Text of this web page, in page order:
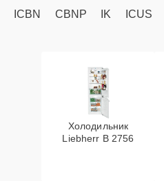
ICBN
CBNP IK ICUS
Холодильник
Liebherr B 2756